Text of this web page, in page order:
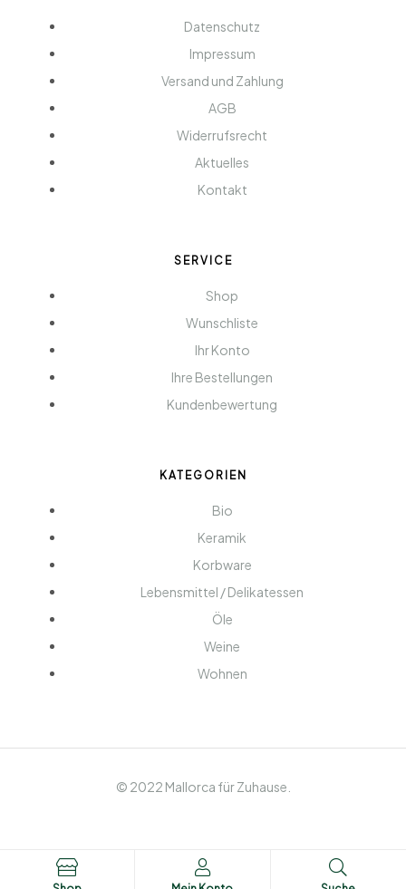
Datenschutz
Impressum
Versand und Zahlung
AGB
Widerrufsrecht
Aktuelles
Kontakt
SERVICE
Shop
Wunschliste
Ihr Konto
Ihre Bestellungen
Kundenbewertung
KATEGORIEN
Bio
Keramik
Korbware
Lebensmittel / Delikatessen
Öle
Weine
Wohnen
© 2022 Mallorca für Zuhause.